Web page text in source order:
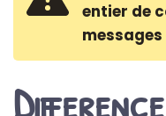
entier de